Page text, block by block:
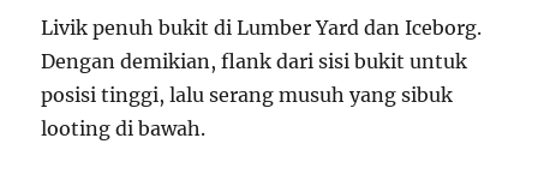
Livik penuh bukit di Lumber Yard dan Iceborg.
Dengan demikian, flank dari sisi bukit untuk
posisi tinggi, lalu serang musuh yang sibuk
looting di bawah.